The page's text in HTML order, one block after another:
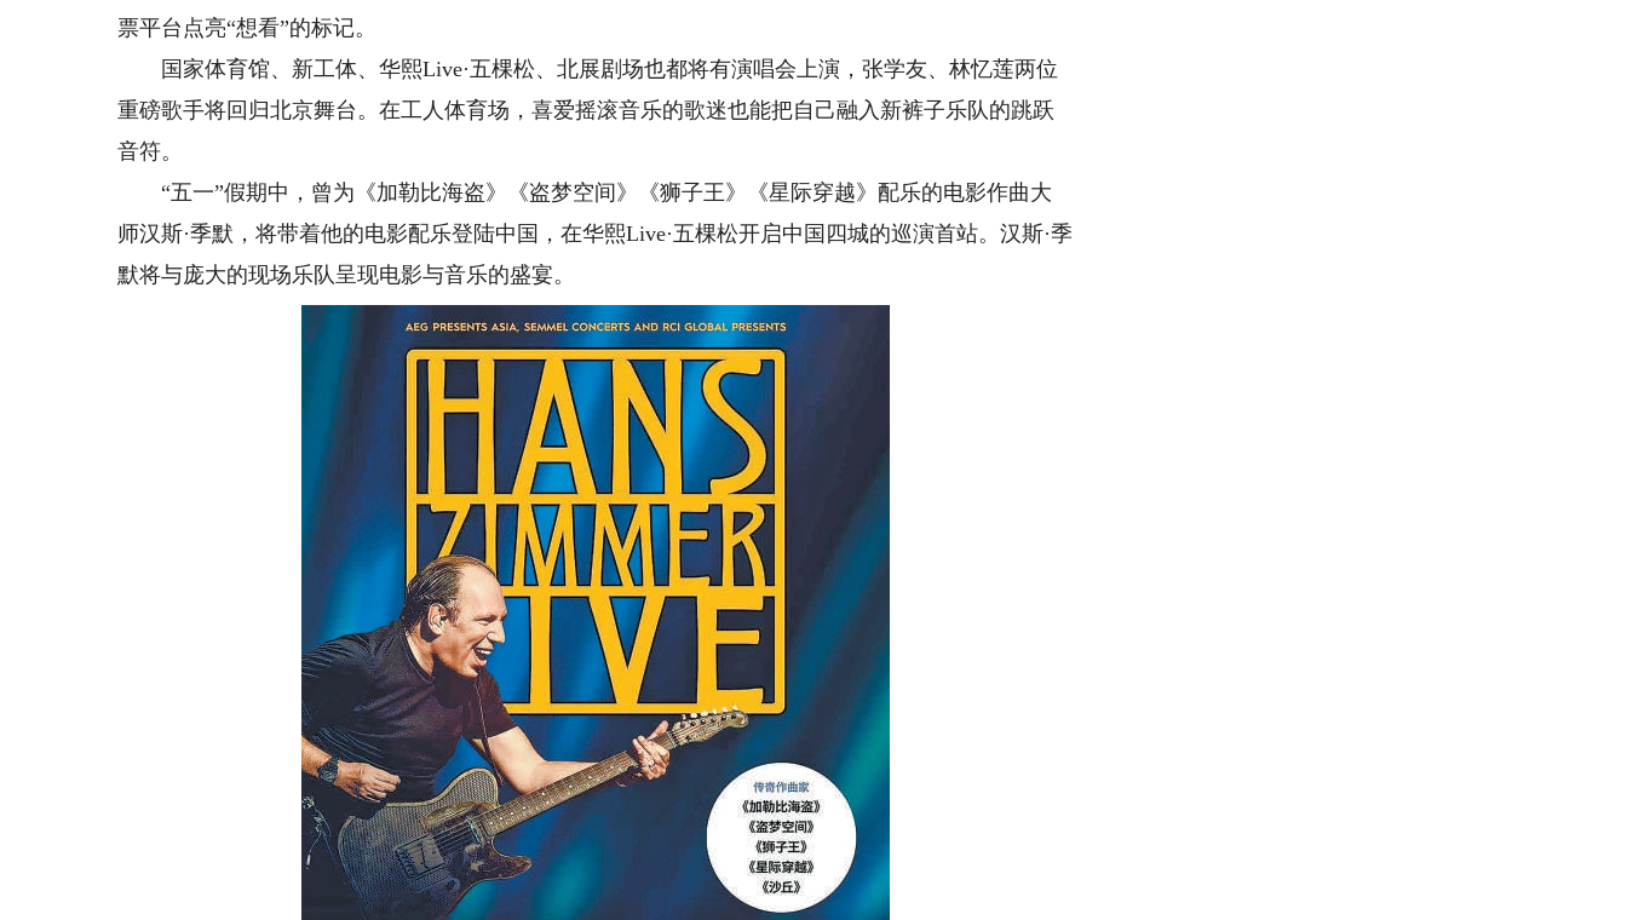
票平台点亮“想看”的标记。
国家体育馆、新工体、华熙Live·五棵松、北展剧场也都将有演唱会上演，张学友、林忆莲两位
重磅歌手将回归北京舞台。在工人体育场，喜爱摇滚音乐的歌迷也能把自己融入新裤子乐队的跳跃
音符。
“五一”假期中，曾为《加勒比海盗》《盗梦空间》《狮子王》《星际穿越》配乐的电影作曲大
师汉斯·季默，将带着他的电影配乐登陆中国，在华熙Live·五棵松开启中国四城的巡演首站。汉斯·季
默将与庞大的现场乐队呈现电影与音乐的盛宴。